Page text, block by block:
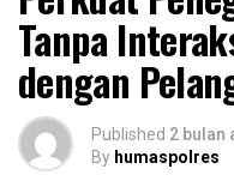
Tanpa
dengan
Published 2 bulan
By humaspolres